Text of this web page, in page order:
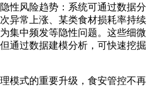
性风险趋势：系统可通过数据分
异常上涨、某类食材损耗率持续
集中频发等隐性问题。这些细微
通过数据建模分析，可快速挖掘
模式的重要升级，食安管控不再